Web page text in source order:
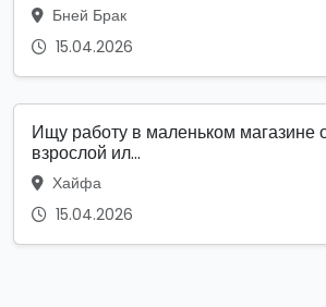
Бней Брак
15.04.2026
Ищу работу в маленьком магазине
взрослой ил...
Хайфа
15.04.2026